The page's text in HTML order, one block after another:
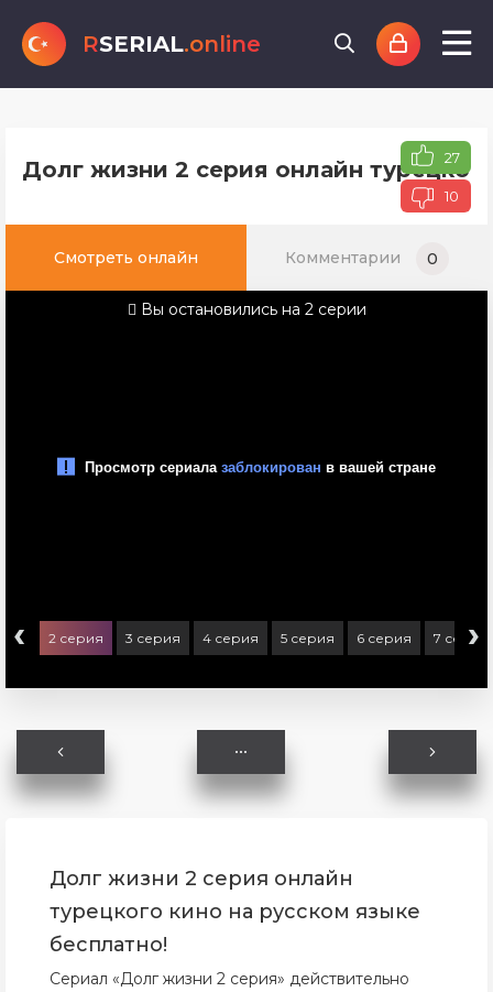
RSERIAL.online
Долг жизни 2 серия онлайн 27
10
Смотреть онлайн Комментарии 0
Вы остановились на 2 серии
‹ 2 серия 3 серия 4 серия 5 серия 6 серия 7 серия
›
Долг жизни 2 серия онлайн
турецкого кино на русском языке
бесплатно!
Сериал «Долг жизни 2 серия» действительно